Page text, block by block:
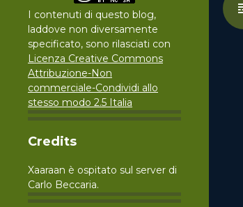
I contenuti di questo blog,
laddove non diversamente
specificato, sono rilasciati con
Licenza Creative Commons
Attribuzione-Non
commerciale-Condividi allo
stesso modo 2.5 Italia
Credits
Xaaraan è ospitato sul server di
Carlo Beccaria.